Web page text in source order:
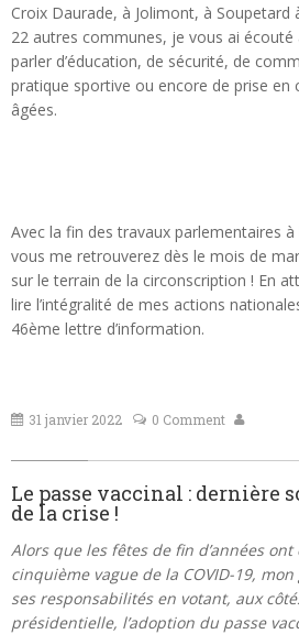
Croix Daurade, à Jolimont, à
22 autres communes, je vous ai
parler d’éducation, de sécurité, de
pratique sportive ou encore de prise en
âgées.
Avec la fin des travaux parlementaires à
vous me retrouverez dès le mois de
sur le terrain de la circonscription ! En
lire l’intégralité de mes actions
46ème lettre d’information.
31 janvier 2022 0 Comment
Le passe vaccinal : dernière
de la crise !
Alors que les fêtes de fin d’années
cinquième vague de la COVID-19,
ses responsabilités en votant, aux
présidentielle, l’adoption du passe